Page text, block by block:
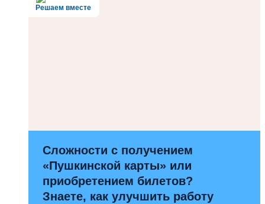
Решаем вместе
Сложности с получением
«Пушкинской карты» или
приобретением билетов?
Знаете, как улучшить работу